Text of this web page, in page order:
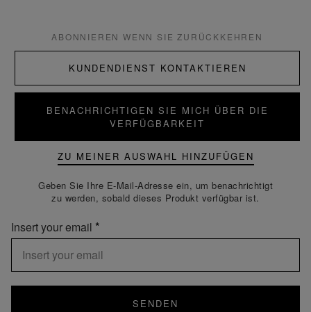
ABONNIEREN WENN SIE ZURÜCKKEHREN
KUNDENDIENST KONTAKTIEREN
BENACHRICHTIGEN SIE MICH ÜBER DIE
VERFÜGBARKEIT
ZU MEINER AUSWAHL HINZUFÜGEN
Geben Sie Ihre E-Mail-Adresse ein, um benachrichtigt
zu werden, sobald dieses Produkt verfügbar ist.
Insert your email
SENDEN